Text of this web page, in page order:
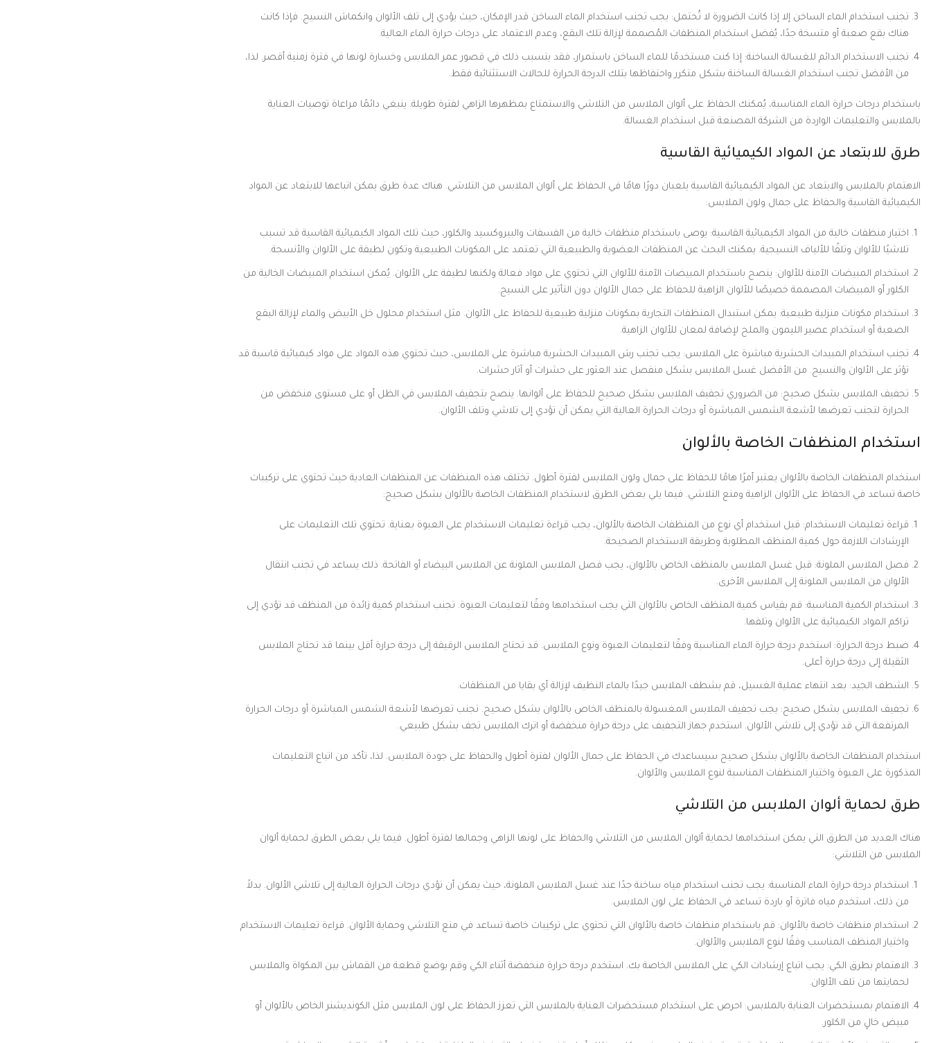
تجنب استخدام الماء الساخن إلا إذا كانت الضرورة لا تُحتمل: يجب تجنب استخدام الماء الساخن قدر الإمكان، حيث يؤدي إلى تلف الألوان وانكماش النسيج. فإذا كانت
هناك بقع صعبة أو متسخة جدًا، يُفضل استخدام المنظفات المُصممة لإزالة تلك البقع، وعدم الاعتماد على درجات حرارة الماء العالية.
تجنب الاستخدام الدائم للغسالة الساخنة: إذا كنت مستخدمًا للماء الساخن باستمرار، فقد يتسبب ذلك في قصور عمر الملابس وخسارة لونها في فترة زمنية أقصر. لذا،
من الأفضل تجنب استخدام الغسالة الساخنة بشكل متكرر واحتفاظها بتلك الدرجة الحرارة للحالات الاستثنائية فقط.
باستخدام درجات حرارة الماء المناسبة، يُمكنك الحفاظ على ألوان الملابس من التلاشي والاستمتاع بمظهرها الزاهي لفترة طويلة. ينبغي دائمًا مراعاة توصيات العناية
بالملابس والتعليمات الواردة من الشركة المصنعة قبل استخدام الغسالة.
طرق للابتعاد عن المواد الكيميائية القاسية
الاهتمام بالملابس والابتعاد عن المواد الكيميائية القاسية يلعبان دورًا هامًا في الحفاظ على ألوان الملابس من التلاشي. هناك عدة طرق يمكن اتباعها للابتعاد عن المواد
الكيميائية القاسية والحفاظ على جمال ولون الملابس:
اختيار منظفات خالية من المواد الكيميائية القاسية: يوصى باستخدام منظفات خالية من الفسفات والبيروكسيد والكلور، حيث تلك المواد الكيميائية القاسية قد تسبب
تلاشيًا للألوان وتلفًا للألياف النسيجية. يمكنك البحث عن المنظفات العضوية والطبيعية التي تعتمد على المكونات الطبيعية وتكون لطيفة على الألوان والأنسجة.
استخدام المبيضات الآمنة للألوان: ينصح باستخدام المبيضات الآمنة للألوان التي تحتوي على مواد فعالة ولكنها لطيفة على الألوان. يُمكن استخدام المبيضات الخالية من
الكلور أو المبيضات المصممة خصيصًا للألوان الزاهية للحفاظ على جمال الألوان دون التأثير على النسيج.
استخدام مكونات منزلية طبيعية: يمكن استبدال المنظفات التجارية بمكونات منزلية طبيعية للحفاظ على الألوان. مثل استخدام محلول خل الأبيض والماء لإزالة البقع
الصعبة أو استخدام عصير الليمون والملح لإضافة لمعان للألوان الزاهية.
تجنب استخدام المبيدات الحشرية مباشرة على الملابس: يجب تجنب رش المبيدات الحشرية مباشرة على الملابس، حيث تحتوي هذه المواد على مواد كيميائية قاسية قد
تؤثر على الألوان والنسيج. من الأفضل غسل الملابس بشكل منفصل عند العثور على حشرات أو آثار حشرات.
تجفيف الملابس بشكل صحيح: من الضروري تجفيف الملابس بشكل صحيح للحفاظ على ألوانها. ينصح بتجفيف الملابس في الظل أو على مستوى منخفض من
الحرارة لتجنب تعرضها لأشعة الشمس المباشرة أو درجات الحرارة العالية التي يمكن أن تؤدي إلى تلاشي وتلف الألوان.
استخدام المنظفات الخاصة بالألوان
استخدام المنظفات الخاصة بالألوان يعتبر أمرًا هامًا للحفاظ على جمال ولون الملابس لفترة أطول. تختلف هذه المنظفات عن المنظفات العادية حيث تحتوي على تركيبات
خاصة تساعد في الحفاظ على الألوان الزاهية ومنع التلاشي. فيما يلي بعض الطرق لاستخدام المنظفات الخاصة بالألوان بشكل صحيح:
قراءة تعليمات الاستخدام: قبل استخدام أي نوع من المنظفات الخاصة بالألوان، يجب قراءة تعليمات الاستخدام على العبوة بعناية. تحتوي تلك التعليمات على
الإرشادات اللازمة حول كمية المنظف المطلوبة وطريقة الاستخدام الصحيحة.
فصل الملابس الملونة: قبل غسل الملابس بالمنظف الخاص بالألوان، يجب فصل الملابس الملونة عن الملابس البيضاء أو الفاتحة. ذلك يساعد في تجنب انتقال
الألوان من الملابس الملونة إلى الملابس الأخرى.
استخدام الكمية المناسبة: قم بقياس كمية المنظف الخاص بالألوان التي يجب استخدامها وفقًا لتعليمات العبوة. تجنب استخدام كمية زائدة من المنظف قد تؤدي إلى
تراكم المواد الكيميائية على الألوان وتلفها.
ضبط درجة الحرارة: استخدم درجة حرارة الماء المناسبة وفقًا لتعليمات العبوة ونوع الملابس. قد تحتاج الملابس الرقيقة إلى درجة حرارة أقل بينما قد تحتاج الملابس
الثقيلة إلى درجة حرارة أعلى.
الشطف الجيد: بعد انتهاء عملية الغسيل، قم بشطف الملابس جيدًا بالماء النظيف لإزالة أي بقايا من المنظفات.
تجفيف الملابس بشكل صحيح: يجب تجفيف الملابس المغسولة بالمنظف الخاص بالألوان بشكل صحيح. تجنب تعرضها لأشعة الشمس المباشرة أو درجات الحرارة
المرتفعة التي قد تؤدي إلى تلاشي الألوان. استخدم جهاز التجفيف على درجة حرارة منخفضة أو اترك الملابس تجف بشكل طبيعي.
استخدام المنظفات الخاصة بالألوان بشكل صحيح سيساعدك في الحفاظ على جمال الألوان لفترة أطول والحفاظ على جودة الملابس. لذا، تأكد من اتباع التعليمات
المذكورة على العبوة واختيار المنظفات المناسبة لنوع الملابس والألوان.
طرق لحماية ألوان الملابس من التلاشي
هناك العديد من الطرق التي يمكن استخدامها لحماية ألوان الملابس من التلاشي والحفاظ على لونها الزاهي وجمالها لفترة أطول. فيما يلي بعض الطرق لحماية ألوان
الملابس من التلاشي:
استخدام درجة حرارة الماء المناسبة: يجب تجنب استخدام مياه ساخنة جدًا عند غسل الملابس الملونة، حيث يمكن أن تؤدي درجات الحرارة العالية إلى تلاشي الألوان. بدلاً
من ذلك، استخدم مياه فاترة أو باردة تساعد في الحفاظ على لون الملابس.
استخدام منظفات خاصة بالألوان: قم باستخدام منظفات خاصة بالألوان التي تحتوي على تركيبات خاصة تساعد في منع التلاشي وحماية الألوان. قراءة تعليمات الاستخدام
واختيار المنظف المناسب وفقًا لنوع الملابس والألوان.
الاهتمام بطرق الكي: يجب اتباع إرشادات الكي على الملابس الخاصة بك. استخدم درجة حرارة منخفضة أثناء الكي وقم بوضع قطعة من القماش بين المكواة والملابس
لحمايتها من تلف الألوان.
الاهتمام بمستحضرات العناية بالملابس: احرص على استخدام مستحضرات العناية بالملابس التي تعزز الحفاظ على لون الملابس مثل الكونديشنر الخاص بالألوان أو
مبيض خالٍ من الكلور.